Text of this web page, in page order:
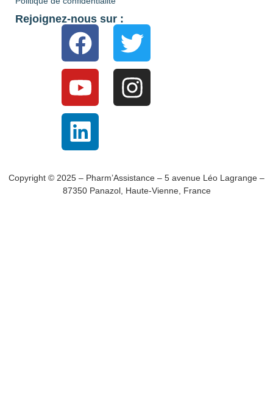
Rejoignez-nous sur :
Copyright © 2025 – Pharm’Assistance – 5 avenue Léo Lagrange –
87350 Panazol, Haute-Vienne, France